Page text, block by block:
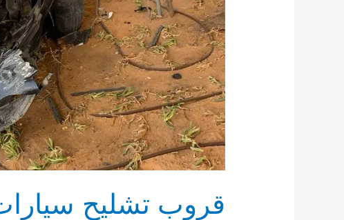
24
ساعه